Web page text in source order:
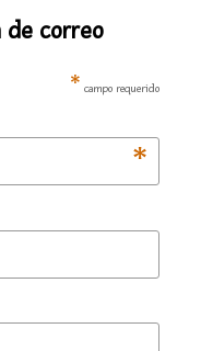
de correo
* campo requerido
*